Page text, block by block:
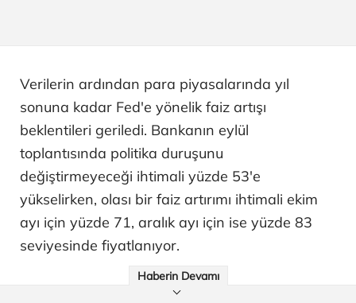
Verilerin ardından para piyasalarında yıl
sonuna kadar Fed'e yönelik faiz artışı
beklentileri geriledi. Bankanın eylül
toplantısında politika duruşunu
değiştirmeyeceği ihtimali yüzde 53'e
yükselirken, olası bir faiz artırımı ihtimali ekim
ayı için yüzde 71, aralık ayı için ise yüzde 83
seviyesinde fiyatlanıyor.
Haberin Devamı